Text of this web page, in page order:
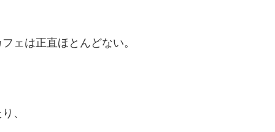
ェは正直ほとんどない。
、